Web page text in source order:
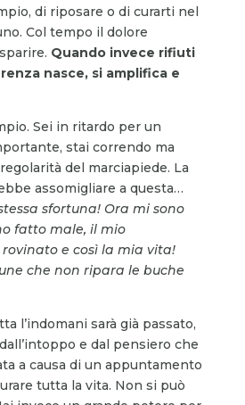
di riposare o di curarti nel
Col tempo il dolore
Quando invece rifiuti
nasce, si amplifica e
Sei in ritardo per un
stai correndo ma
del marciapiede. La
assomigliare a questa…
sfortuna! Ora mi sono
fatto male, il mio
e così la mia vita!
che non ripara le buche
l’indomani sarà già passato,
e dal pensiero che
a causa di un appuntamento
tutta la vita. Non si può